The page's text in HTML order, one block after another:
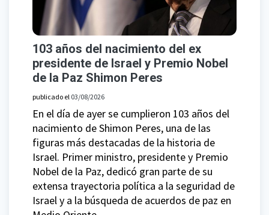
103 años del nacimiento del ex
presidente de Israel y Premio Nobel
de la Paz Shimon Peres
publicado el 03/08/2026
En el día de ayer se cumplieron 103 años del
nacimiento de Shimon Peres, una de las
figuras más destacadas de la historia de
Israel. Primer ministro, presidente y Premio
Nobel de la Paz, dedicó gran parte de su
extensa trayectoria política a la seguridad de
Israel y a la búsqueda de acuerdos de paz en